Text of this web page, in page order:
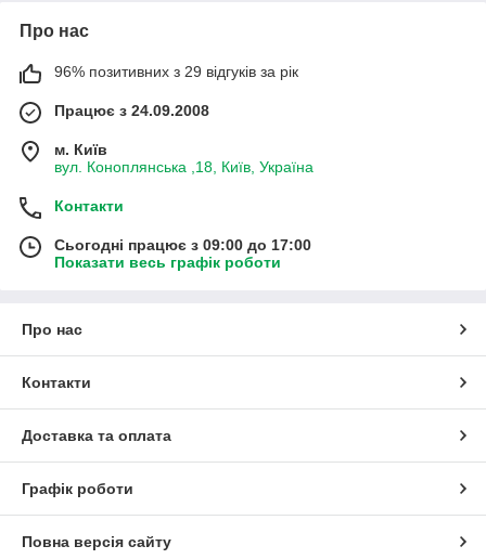
Про нас
96% позитивних з 29 відгуків за рік
Працює з 24.09.2008
м. Київ
вул. Коноплянська ,18, Київ, Україна
Контакти
Сьогодні працює з 09:00 до 17:00
Показати весь графік роботи
Про нас
Контакти
Доставка та оплата
Графік роботи
Повна версія сайту